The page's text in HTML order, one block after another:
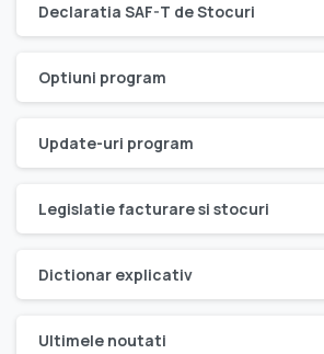
Declaratia SAF-T de Stocuri
Optiuni program
Update-uri program
Legislatie facturare si stocuri
Dictionar explicativ
Ultimele noutati